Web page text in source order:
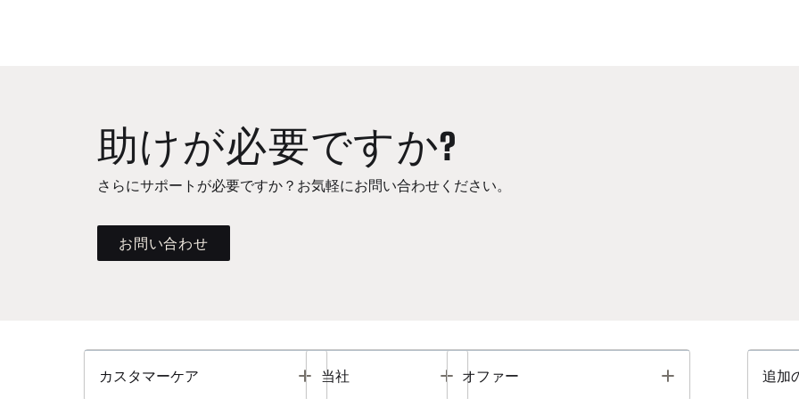
助けが必要ですか?
さらにサポートが必要ですか？お気軽にお問い合わせください。
お問い合わせ
カスタマーケア Toggle
当社 Toggle
オファー Toggle 追加